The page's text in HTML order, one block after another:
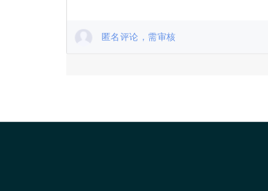
匿名评论，需审核